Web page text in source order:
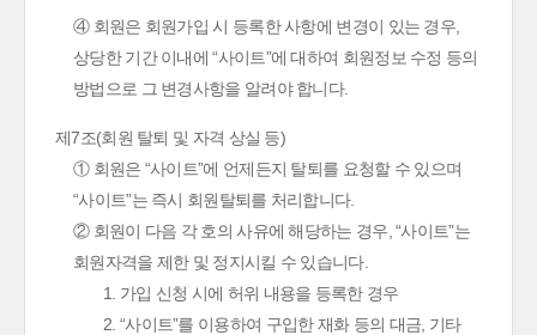
④ 회원은 회원가입 시 등록한 사항에 변경이 있는 경우,
상당한 기간 이내에 “사이트”에 대하여 회원정보 수정 등의
방법으로 그 변경사항을 알려야 합니다.
제7조(회원 탈퇴 및 자격 상실 등)
① 회원은 “사이트”에 언제든지 탈퇴를 요청할 수 있으며
“사이트”는 즉시 회원탈퇴를 처리합니다.
② 회원이 다음 각 호의 사유에 해당하는 경우, “사이트”는
회원자격을 제한 및 정지시킬 수 있습니다.
1. 가입 신청 시에 허위 내용을 등록한 경우
2. “사이트”를 이용하여 구입한 재화 등의 대금, 기타